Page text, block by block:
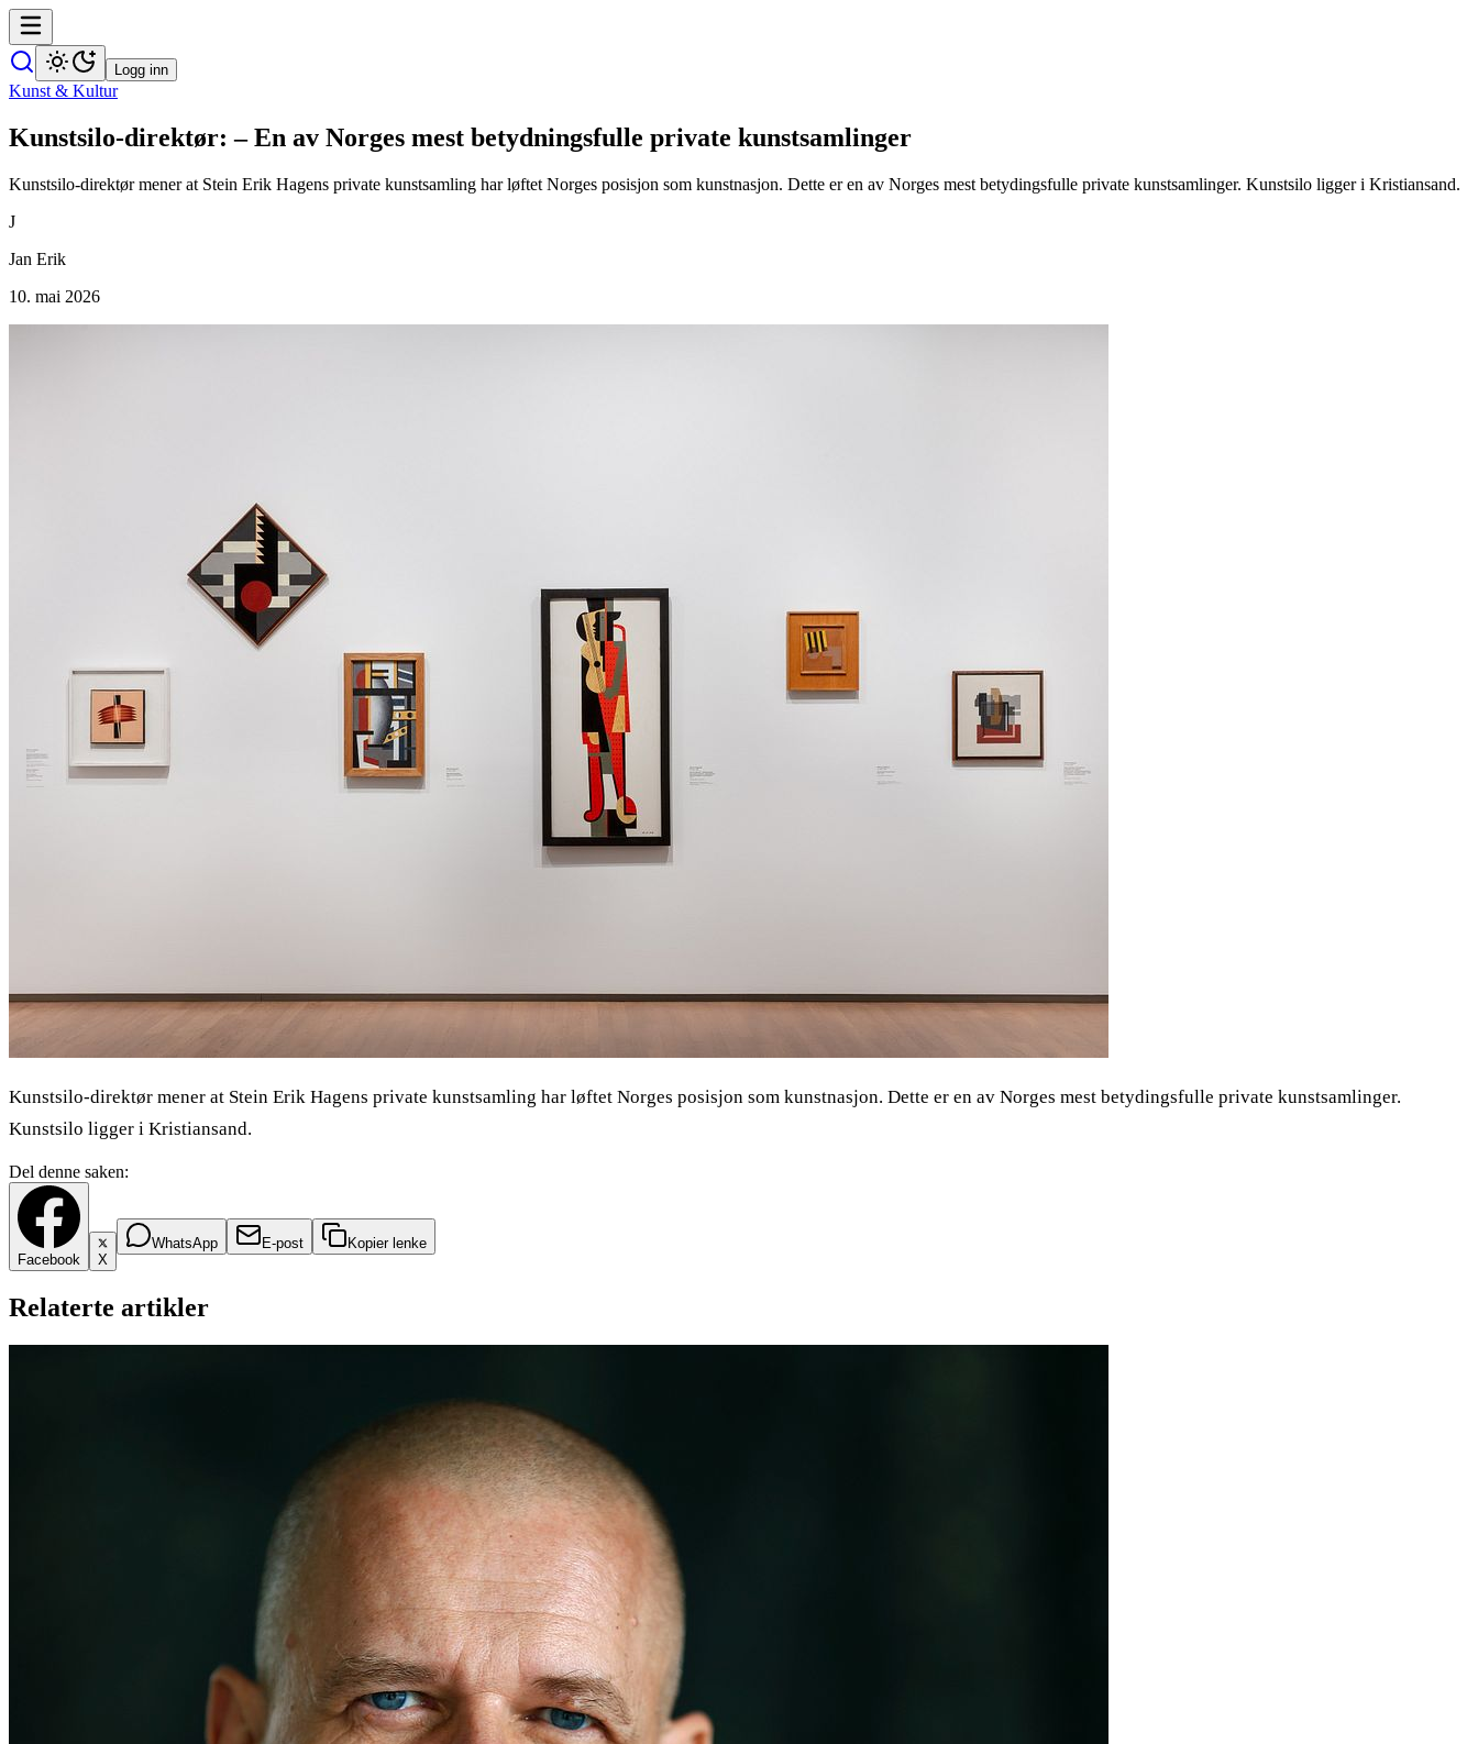
Logg inn
Kunst & Kultur
Kunst­silo-direktør: – En av Norges mest betyd­nings­fulle private kunst­samlinger
Kunstsilo-direktør mener at Stein Erik Hagens private kunstsamling har løftet Norges posisjon som kunstnasjon. Dette er en av Norges mest betydingsfulle private kunstsamlinger. Kunstsilo ligger i Kristiansand.
J
Jan Erik
10. mai 2026
Kunstsilo-direktør mener at Stein Erik Hagens private kunstsamling har løftet Norges posisjon som kunstnasjon. Dette er en av Norges mest betydingsfulle private kunstsamlinger.
Kunstsilo ligger i Kristiansand.
Del denne saken:
Facebook X
WhatsApp E-post Kopier lenke
Relaterte artikler